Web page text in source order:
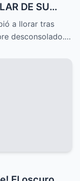
DE SU
HOY, UNA
A
a llorar tras
desconsolado.…